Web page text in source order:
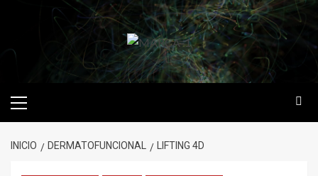
INICIO DERMATOFUNCIONAL LIFTING 4D